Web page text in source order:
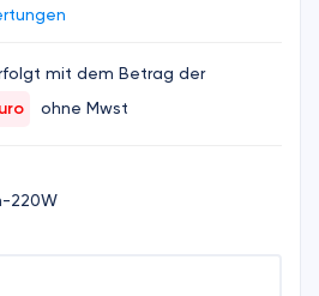
mit dem Betrag der
ohne Mwst
220W